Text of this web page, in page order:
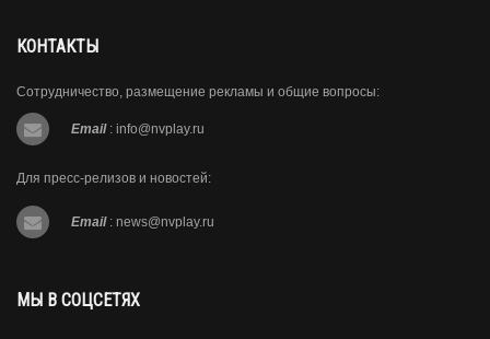
КОНТАКТЫ
Сотрудничество, размещение рекламы и общие вопросы:
Email : info@nvplay.ru
Для пресс-релизов и новостей:
Email : news@nvplay.ru
МЫ В СОЦСЕТЯХ